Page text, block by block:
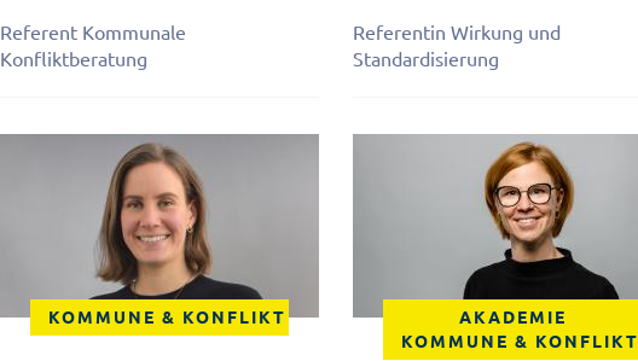
Referent Kommunale
Konfliktberatung
Referentin Wirkung und
Standardisierung
KOMMUNE & KONFLIKT
AKADEMIE
KOMMUNE & KONFLIKT